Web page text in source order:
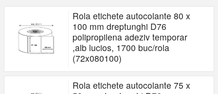
Rola etichete autocolante 80 x
100 mm dreptunghi D76
polipropilena adeziv temporar
,alb lucios, 1700 buc/rola
(72x080100)
Rola etichete autocolante 75 x